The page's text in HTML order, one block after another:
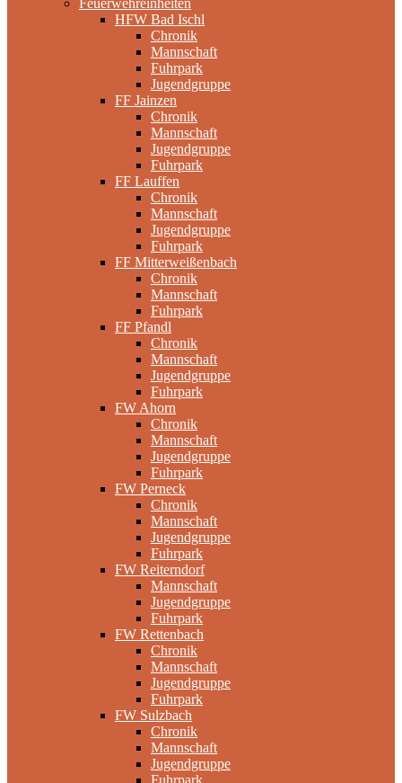
Feuerwehreinheiten
HFW Bad Ischl
Chronik
Mannschaft
Fuhrpark
Jugendgruppe
FF Jainzen
Chronik
Mannschaft
Jugendgruppe
Fuhrpark
FF Lauffen
Chronik
Mannschaft
Jugendgruppe
Fuhrpark
FF Mitterweißenbach
Chronik
Mannschaft
Fuhrpark
FF Pfandl
Chronik
Mannschaft
Jugendgruppe
Fuhrpark
FW Ahorn
Chronik
Mannschaft
Jugendgruppe
Fuhrpark
FW Perneck
Chronik
Mannschaft
Jugendgruppe
Fuhrpark
FW Reiterndorf
Mannschaft
Jugendgruppe
Fuhrpark
FW Rettenbach
Chronik
Mannschaft
Jugendgruppe
Fuhrpark
FW Sulzbach
Chronik
Mannschaft
Jugendgruppe
Fuhrpark